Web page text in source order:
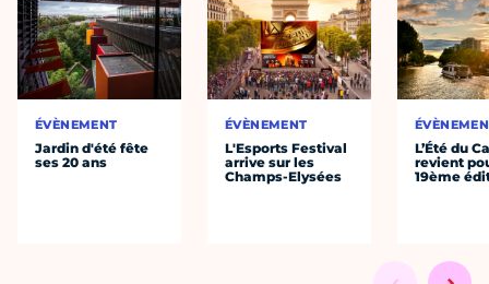
ÉVÈNEMENT
Jardin d'été fête
ses 20 ans
ÉVÈNEMENT
L'Esports Festival
arrive sur les
Champs-Elysées
L’Été du
revient
19ème